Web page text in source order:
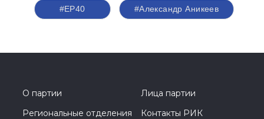
#ЕР40 #Александр Аникеев
О партии
Лица партии
Региональные отделения
Контакты РИК